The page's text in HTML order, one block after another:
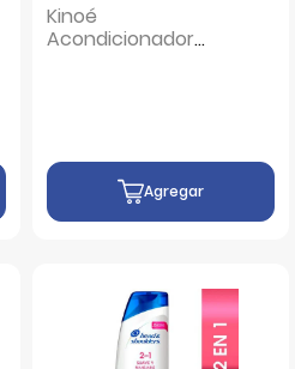
Kinoé
Acondicionador
Agregar